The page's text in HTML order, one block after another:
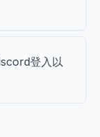
登入以